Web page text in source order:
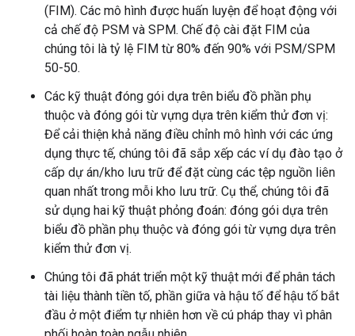
(FIM). Các mô hình được huấn luyện để hoạt động với
cả chế độ PSM và SPM. Chế độ cài đặt FIM của
chúng tôi là tỷ lệ FIM từ 80% đến 90% với PSM/SPM
50-50.
Các kỹ thuật đóng gói dựa trên biểu đồ phần phụ
thuộc và đóng gói từ vựng dựa trên kiểm thử đơn vị:
Để cải thiện khả năng điều chỉnh mô hình với các ứng
dụng thực tế, chúng tôi đã sắp xếp các ví dụ đào tạo ở
cấp dự án/kho lưu trữ để đặt cùng các tệp nguồn liên
quan nhất trong mỗi kho lưu trữ. Cụ thể, chúng tôi đã
sử dụng hai kỹ thuật phỏng đoán: đóng gói dựa trên
biểu đồ phần phụ thuộc và đóng gói từ vựng dựa trên
kiểm thử đơn vị.
Chúng tôi đã phát triển một kỹ thuật mới để phân tách
tài liệu thành tiền tố, phần giữa và hậu tố để hậu tố bắt
đầu ở một điểm tự nhiên hơn về cú pháp thay vì phân